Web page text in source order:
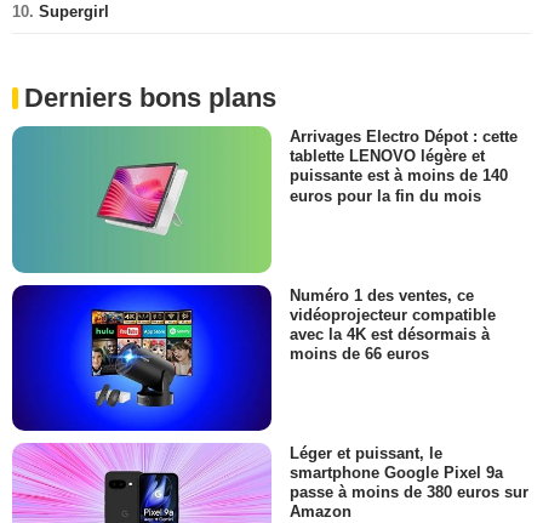
10. Supergirl
Derniers bons plans
Arrivages Electro Dépot : cette
tablette LENOVO légère et
puissante est à moins de 140
euros pour la fin du mois
Numéro 1 des ventes, ce
vidéoprojecteur compatible
avec la 4K est désormais à
moins de 66 euros
Léger et puissant, le
smartphone Google Pixel 9a
passe à moins de 380 euros sur
Amazon